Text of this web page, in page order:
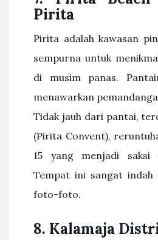
Pirita
Pirita adalah kawasan
sempurna untuk
di musim panas.
menawarkan
Tidak jauh dari pantai,
(Pirita Convent),
15 yang menjadi saksi
Tempat ini sangat indah
foto-foto.
8. Kalamaja